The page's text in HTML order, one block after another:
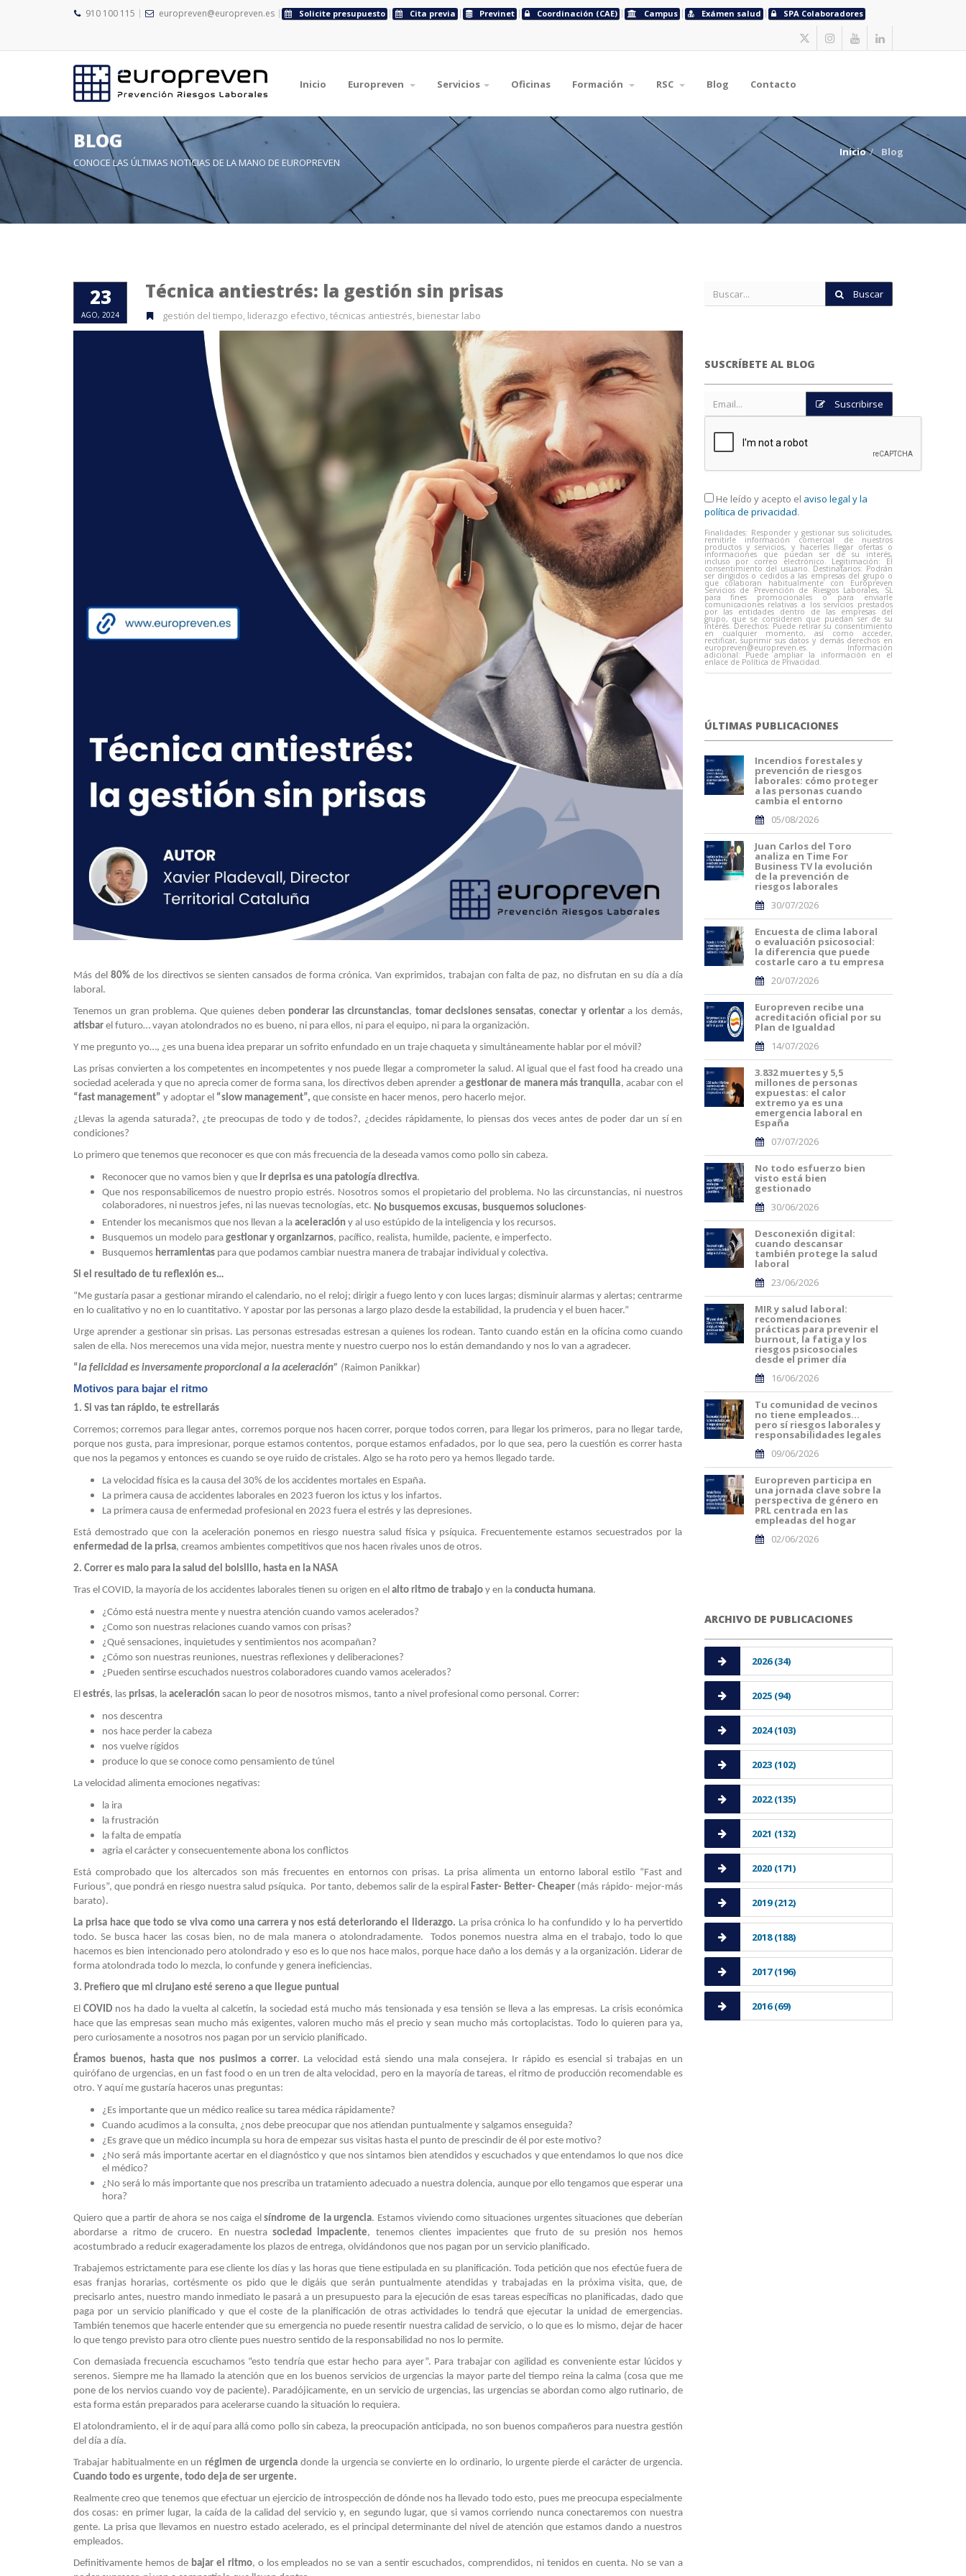
910 100 115 europreven@europreven.es Solicite presupuesto Cita previa Previnet Coordinación (CAE) Campus Exámen salud SPA Colaboradores
Inicio Europreven Servicios Oficinas Formación RSC Blog Contacto
BLOG
CONOCE LAS ÚLTIMAS NOTICIAS DE LA MANO DE EUROPREVEN
Inicio Blog
23
AGO, 2024
Técnica antiestrés: la gestión sin prisas
gestión del tiempo, liderazgo efectivo, técnicas antiestrés, bienestar labo
Más del 80%de los directivos se sienten cansados de forma crónica. Van exprimidos, trabajan con falta de paz, no disfrutan en su día a día
laboral.
Tenemos un gran problema. Que quienes deben ponderar las circunstancias, tomar decisiones sensatas,conectar y orientara los demás,
atisbar el futuro… vayan atolondrados no es bueno, ni para ellos, ni para el equipo, ni para la organización.
Y me pregunto yo…, ¿es una buena idea preparar un sofrito enfundado en un traje chaqueta y simultáneamente hablar por el móvil?
Las prisas convierten a los competentes en incompetentes y nos puede llegar a comprometer la salud. Al igual que el fast food ha creado una
sociedad acelerada y que no aprecia comer de forma sana, los directivos deben aprender agestionar de manera más tranquila, acabar con el
“fast management” y adoptar el “slow management”, que consiste en hacer menos, pero hacerlo mejor.
¿Llevas la agenda saturada?, ¿te preocupas de todo y de todos?, ¿decides rápidamente, lo piensas dos veces antes de poder dar un sí en
condiciones?
Lo primero que tenemos que reconocer es que con más frecuencia de la deseada vamos como pollo sin cabeza.
Reconocer que no vamos bien y que ir deprisa es una patología directiva.
Que nos responsabilicemos de nuestro propio estrés. Nosotros somos el propietario del problema. No las circunstancias, ni nuestros
colaboradores, ni nuestros jefes, ni las nuevas tecnologías, etc. No busquemos excusas, busquemos soluciones.
Entender los mecanismos que nos llevan a la aceleración y al uso estúpido de la inteligencia y los recursos.
Busquemos un modelo para gestionar y organizarnos, pacífico, realista, humilde, paciente, e imperfecto.
Busquemos herramientas para que podamos cambiar nuestra manera de trabajar individual y colectiva.
Si el resultado de tu reflexión es…
“Me gustaría pasar a gestionar mirando el calendario, no el reloj; dirigir a fuego lento y con luces largas; disminuir alarmas y alertas; centrarme
en lo cualitativo y no en lo cuantitativo. Y apostar por las personas a largo plazo desde la estabilidad, la prudencia y el buen hacer.”
Urge aprender a gestionar sin prisas. Las personas estresadas estresan a quienes los rodean. Tanto cuando están en la oficina como cuando
salen de ella. Nos merecemos una vida mejor, nuestra mente y nuestro cuerpo nos lo están demandando y nos lo van a agradecer.
“la felicidad es inversamente proporcional a la aceleración” ( Raimon Panikkar)
Motivos para bajar el ritmo
1. Si vas tan rápido, te estrellarás
Corremos; corremos para llegar antes, corremos porque nos hacen correr, porque todos corren, para llegar los primeros, para no llegar tarde,
porque nos gusta, para impresionar, porque estamos contentos, porque estamos enfadados, por lo que sea, pero la cuestión es correr hasta
que nos la pegamos y entonces es cuando se oye ruido de cristales. Algo se ha roto pero ya hemos llegado tarde.
La velocidad física es la causa del 30% de los accidentes mortales en España.
La primera causa de accidentes laborales en 2023 fueron los ictus y los infartos.
La primera causa de enfermedad profesional en 2023 fuera el estrés y las depresiones.
Está demostrado que con la aceleración ponemos en riesgo nuestra salud física y psíquica. Frecuentemente estamos secuestrados por la
enfermedad de la prisa, creamos ambientes competitivos que nos hacen rivales unos de otros.
2. Correr es malo para la salud del bolsillo, hasta en la NASA
Tras el COVID, la mayoría de los accidentes laborales tienen su origen en el alto ritmo de trabajo y en la conducta humana.
¿Cómo está nuestra mente y nuestra atención cuando vamos acelerados?
¿Como son nuestras relaciones cuando vamos con prisas?
¿Qué sensaciones, inquietudes y sentimientos nos acompañan?
¿Cómo son nuestras reuniones, nuestras reflexiones y deliberaciones?
¿Pueden sentirse escuchados nuestros colaboradores cuando vamos acelerados?
El estrés, las prisas, la aceleración sacan lo peor de nosotros mismos, tanto a nivel profesional como personal. Correr:
nos descentra
nos hace perder la cabeza
nos vuelve rígidos
produce lo que se conoce como pensamiento de túnel
La velocidad alimenta emociones negativas:
la ira
la frustración
la falta de empatía
agria el carácter y consecuentemente abona los conflictos
Está comprobado que los altercados son más frecuentes en entornos con prisas. La prisa alimenta un entorno laboral estilo “Fast and
Furious”, que pondrá en riesgo nuestra salud psíquica. Por tanto, debemos salir de la espiral Faster- Better- Cheaper (más rápido- mejor-más
barato).
La prisa hace que todo se viva como una carrera y nos está deteriorando el liderazgo. La prisa crónica lo ha confundido y lo ha pervertido
todo. Se busca hacer las cosas bien, no de mala manera o atolondradamente. Todos ponemos nuestra alma en el trabajo, todo lo que
hacemos es bien intencionado pero atolondrado y eso es lo que nos hace malos, porque hace daño a los demás y a la organización. Liderar de
forma atolondrada todo lo mezcla, lo confunde y genera ineficiencias.
3. Prefiero que mi cirujano esté sereno a que llegue puntual
El COVIDnos ha dado la vuelta al calcetín, la sociedad está mucho más tensionada y esa tensión se lleva a las empresas. La crisis económica
hace que las empresas sean mucho más exigentes, valoren mucho más el precio y sean mucho más cortoplacistas. Todo lo quieren para ya,
pero curiosamente a nosotros nos pagan por un servicio planificado.
Éramos buenos, hasta que nos pusimos a correr. La velocidad está siendo una mala consejera. Ir rápido es esencial si trabajas en un
quirófano de urgencias, en un fast food o en un tren de alta velocidad, pero en la mayoría de tareas, el ritmo de producción recomendable es
otro. Y aquí me gustaría haceros unas preguntas:
¿Es importante que un médico realice su tarea médica rápidamente?
Cuando acudimos a la consulta, ¿nos debe preocupar que nos atiendan puntualmente y salgamos enseguida?
¿Es grave que un médico incumpla su hora de empezar sus visitas hasta el punto de prescindir de él por este motivo?
¿No será más importante acertar en el diagnóstico y que nos sintamos bien atendidos y escuchados y que entendamos lo que nos dice
el médico?
¿No será lo más importante que nos prescriba un tratamiento adecuado a nuestra dolencia, aunque por ello tengamos que esperar una
hora?
Quiero que a partir de ahora se nos caiga elsíndrome de la urgencia. Estamos viviendo como situaciones urgentes situaciones que deberían
abordarse a ritmo de crucero. En nuestrasociedad impaciente, tenemos clientes impacientes que fruto de su presión nos hemos
acostumbrado a reducir exageradamente los plazos de entrega, olvidándonos que nos pagan por un servicio planificado.
Trabajemos estrictamente para ese cliente los días y las horas que tiene estipulada en su planificación. Toda petición que nos efectúe fuera de
esas franjas horarias, cortésmente os pido que le digáis que serán puntualmente atendidas y trabajadas en la próxima visita, que, de
precisarlo antes, nuestro mando inmediato le pasará a un presupuesto para la ejecución de esas tareas específicas no planificadas, dado que
paga por un servicio planificado y que el coste de la planificación de otras actividades lo tendrá que ejecutar la unidad de emergencias.
También tenemos que hacerle entender que su emergencia no puede resentir nuestra calidad de servicio, o lo que es lo mismo, dejar de hacer
lo que tengo previsto para otro cliente pues nuestro sentido de la responsabilidad no nos lo permite.
Con demasiada frecuencia escuchamos “esto tendría que estar hecho para ayer”. Para trabajar con agilidad es conveniente estar lúcidos y
serenos. Siempre me ha llamado la atención que en los buenos servicios de urgencias la mayor parte del tiempo reina la calma (cosa que me
pone de los nervios cuando voy de paciente). Paradójicamente, en un servicio de urgencias, las urgencias se abordan como algo rutinario, de
esta forma están preparados para acelerarse cuando la situación lo requiera.
El atolondramiento, el ir de aquí para allá como pollo sin cabeza, la preocupación anticipada, no son buenos compañeros para nuestra gestión
del día a día.
Trabajar habitualmente en unrégimen de urgencia donde la urgencia se convierte en lo ordinario, lo urgente pierde el carácter de urgencia.
Cuando todo es urgente, todo deja de ser urgente.
Realmente creo que tenemos que efectuar un ejercicio de introspección de dónde nos ha llevado todo esto, pues me preocupa especialmente
dos cosas: en primer lugar, la caída de la calidad del servicio y, en segundo lugar, que si vamos corriendo nunca conectaremos con nuestra
gente. La prisa que llevamos en nuestro estado acelerado, es el principal determinante del nivel de atención que estamos dando a nuestros
empleados.
Definitivamente hemos de bajar el ritmo, o los empleados no se van a sentir escuchados, comprendidos, ni tenidos en cuenta. No se van a
Buscar
SUSCRÍBETE AL BLOG
Suscribirse
He leído y acepto el aviso legal y la
política de privacidad.
Finalidades: Responder y gestionar sus solicitudes,
remitirle información comercial de nuestros
productos y servicios, y hacerles llegar ofertas o
informaciones que puedan ser de su interés,
incluso por correo electrónico. Legitimación: El
consentimiento del usuario. Destinatarios: Podrán
ser dirigidos o cedidos a las empresas del grupo o
que colaboran habitualmente con Europreven
Servicios de Prevención de Riesgos Laborales, SL
para fines promocionales o para enviarle
comunicaciones relativas a los servicios prestados
por las entidades dentro de las empresas del
grupo, que se consideren que puedan ser de su
interés. Derechos: Puede retirar su consentimiento
en cualquier momento, así como acceder,
rectificar, suprimir sus datos y demás derechos en
europreven@europreven.es. Información
adicional: Puede ampliar la información en el
enlace de Política de Privacidad.
ÚLTIMAS PUBLICACIONES
Incendios forestales y
prevención de riesgos
laborales: cómo proteger
a las personas cuando
cambia el entorno
05/08/2026
Juan Carlos del Toro
analiza en Time For
Business TV la evolución
de la prevención de
riesgos laborales
30/07/2026
Encuesta de clima laboral
o evaluación psicosocial:
la diferencia que puede
costarle caro a tu empresa
20/07/2026
Europreven recibe una
acreditación oficial por su
Plan de Igualdad
14/07/2026
3.832 muertes y 5,5
millones de personas
expuestas: el calor
extremo ya es una
emergencia laboral en
España
07/07/2026
No todo esfuerzo bien
visto está bien
gestionado
30/06/2026
Desconexión digital:
cuando descansar
también protege la salud
laboral
23/06/2026
MIR y salud laboral:
recomendaciones
prácticas para prevenir el
burnout, la fatiga y los
riesgos psicosociales
desde el primer día
16/06/2026
Tu comunidad de vecinos
no tiene empleados…
pero sí riesgos laborales y
responsabilidades legales
09/06/2026
Europreven participa en
una jornada clave sobre la
perspectiva de género en
PRL centrada en las
empleadas del hogar
02/06/2026
ARCHIVO DE PUBLICACIONES
2026 (34)
2025 (94)
2024 (103)
2023 (102)
2022 (135)
2021 (132)
2020 (171)
2019 (212)
2018 (188)
2017 (196)
2016 (69)